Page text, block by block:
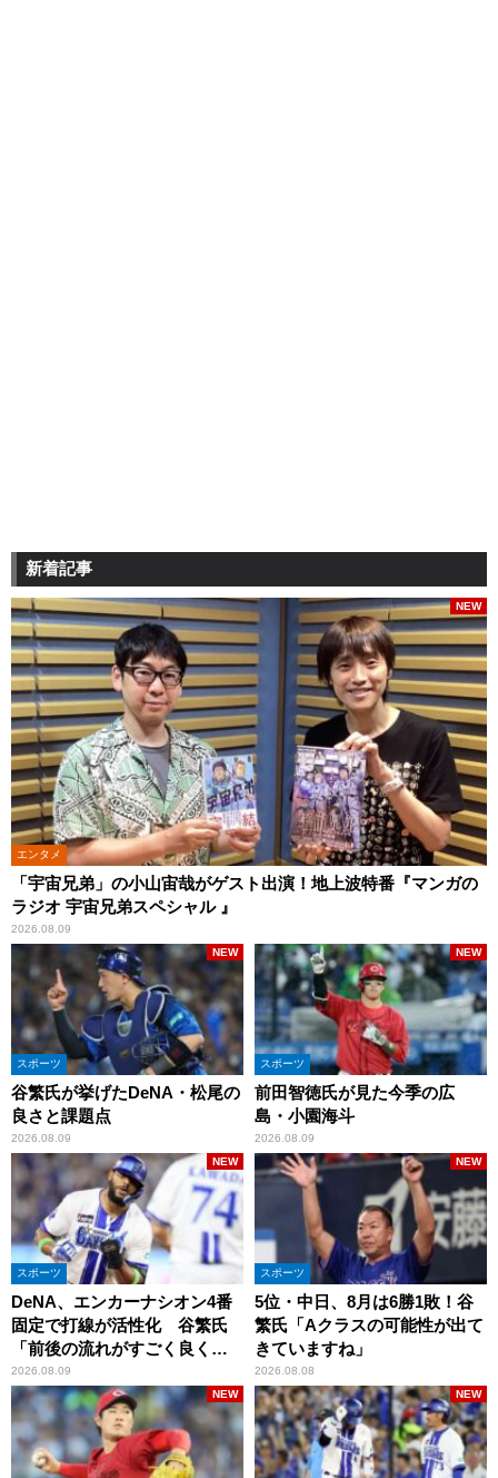
新着記事
エンタメ
「宇宙兄弟」の小山宙哉がゲスト出演！地上波特番『マンガの
ラジオ 宇宙兄弟スペシャル 』
2026.08.09
NEW
スポーツ
谷繁氏が挙げたDeNA・松尾の
良さと課題点
2026.08.09
NEW
スポーツ
前田智徳氏が見た今季の広
島・小園海斗
2026.08.09
NEW
スポーツ
DeNA、エンカーナシオン4番
固定で打線が活性化 谷繁氏
「前後の流れがすごく良くな
りましたね」
2026.08.09
NEW
スポーツ
5位・中日、8月は6勝1敗！谷
繁氏「Aクラスの可能性が出て
きていますね」
2026.08.08
NEW
NEW NEW